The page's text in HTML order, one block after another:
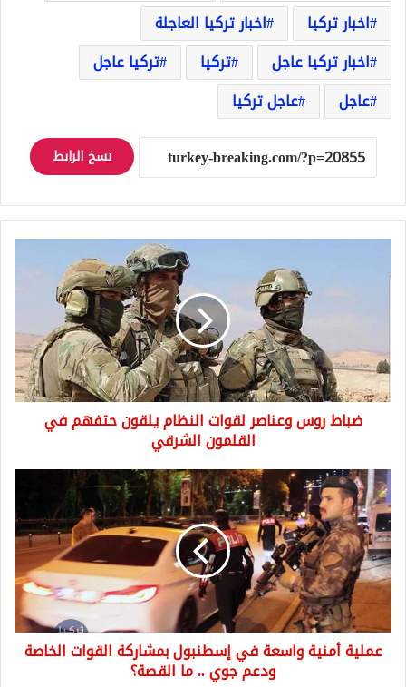
اخبار تركيا
اخبار تركيا العاجلة
اخبار تركيا عاجل
تركيا
تركيا عاجل
عاجل
عاجل تركيا
نسخ الرابط
حتفهم
في
القلمون
الشرقيضباط روس وعناصر لقوات النظام يلقون حتفهم في
القلمون الشرقي
عملية
أمنية
واسعة
في
إسطنبول
بمشاركة
القوات
الخاصة
ودعم
جوي
عملية أمنية واسعة في إسطنبول بمشاركة القوات الخاصة
ودعم جوي .. ما القصة؟